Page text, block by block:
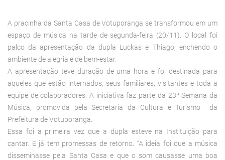
A pracinha da Santa Casa de Votuporanga se transformou em um
espaço de música na tarde de segunda-feira (20/11). O local foi
palco da apresentação da dupla Luckas e Thiago, enchendo o
ambiente de alegria e de bem-estar.
A apresentação teve duração de uma hora e foi destinada para
aqueles que estão internados, seus familiares, visitantes e toda a
equipe de colaboradores. A iniciativa faz parte da 23ª Semana da
Música, promovida pela Secretaria da Cultura e Turismo da
Prefeitura de Votuporanga.
Essa foi a primeira vez que a dupla esteve na Instituição para
cantar. E já tem promessas de retorno. “A ideia foi que a música
disseminasse pela Santa Casa e que o som causasse uma boa